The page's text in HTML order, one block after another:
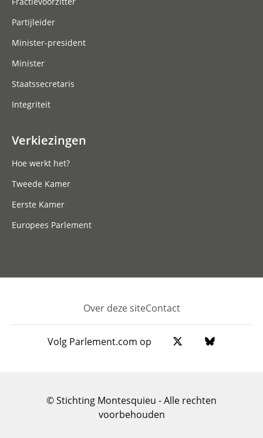
Partijleider
Minister-president
Minister
Staatssecretaris
Integriteit
Verkiezingen
Hoe werkt het?
Tweede Kamer
Eerste Kamer
Europees Parlement
Footer
Over deze siteContact
Volg Parlement.com op
© Stichting Montesquieu - Alle rechten
voorbehouden